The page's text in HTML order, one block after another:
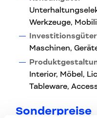
Werkzeuge,
Investitionsgüter
Maschinen,
Interior, Möbel,
Tableware,
Sonderpreise